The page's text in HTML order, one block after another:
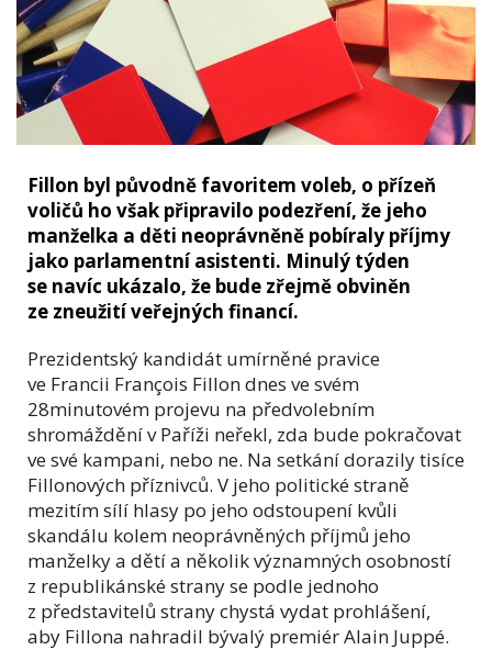
Fillon byl původně favoritem voleb, o přízeň
voličů ho však připravilo podezření, že jeho
manželka a děti neoprávněně pobíraly příjmy
jako parlamentní asistenti. Minulý týden
se navíc ukázalo, že bude zřejmě obviněn
ze zneužití veřejných financí.
Prezidentský kandidát umírněné pravice
ve Francii François Fillon dnes ve svém
28minutovém projevu na předvolebním
shromáždění v Paříži neřekl, zda bude pokračovat
ve své kampani, nebo ne. Na setkání dorazily tisíce
Fillonových příznivců. V jeho politické straně
mezitím sílí hlasy po jeho odstoupení kvůli
skandálu kolem neoprávněných příjmů jeho
manželky a dětí a několik významných osobností
z republikánské strany se podle jednoho
z představitelů strany chystá vydat prohlášení,
aby Fillona nahradil bývalý premiér Alain Juppé.